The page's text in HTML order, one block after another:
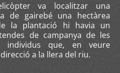
va localitzar una
de gairebé una hectàrea
la plantació hi havia un
de campanya de les
que, en veure
a la llera del riu.